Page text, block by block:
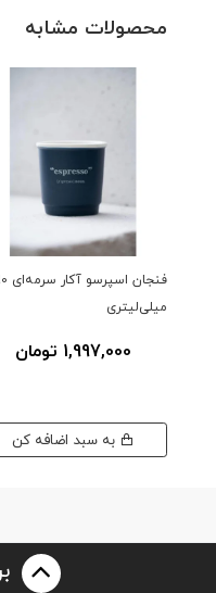
محصولات مشابه
فنجان
میلی‌لیتری
1,997,000 تومان